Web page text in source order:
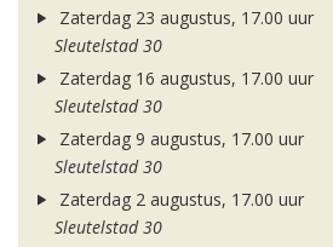
Zaterdag 23 augustus, 17.00 uur
Sleutelstad 30
Zaterdag 16 augustus, 17.00 uur
Sleutelstad 30
Zaterdag 9 augustus, 17.00 uur
Sleutelstad 30
Zaterdag 2 augustus, 17.00 uur
Sleutelstad 30